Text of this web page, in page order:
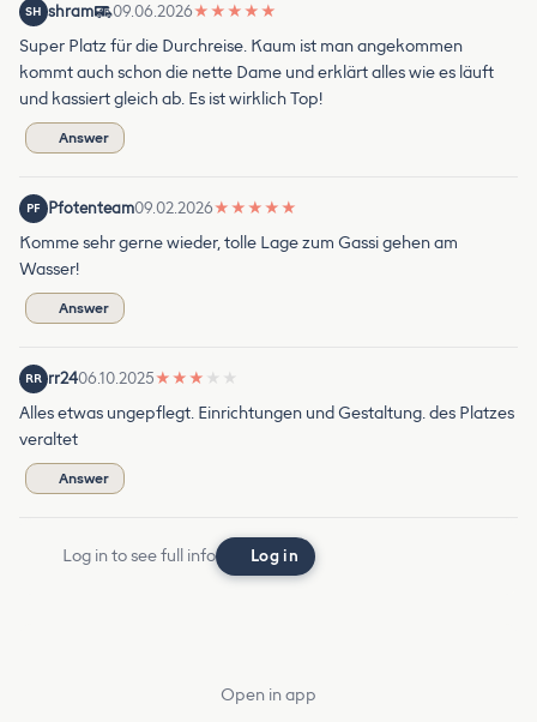
SH shram 09.06.2026★ ★ ★ ★ ★
Super Platz für die Durchreise. Kaum ist man angekommen
kommt auch schon die nette Dame und erklärt alles wie es läuft
und kassiert gleich ab. Es ist wirklich Top!
Answer
PF Pfotenteam09.02.2026★ ★ ★ ★ ★
Komme sehr gerne wieder, tolle Lage zum Gassi gehen am
Wasser!
Answer
RR rr2406.10.2025★ ★ ★ ★ ★
Alles etwas ungepflegt. Einrichtungen und Gestaltung. des Platzes
veraltet
Answer
Log in to see full info Log in
Open in app